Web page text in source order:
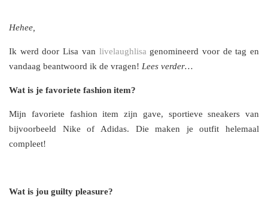
Hehee,
Ik werd door Lisa van livelaughlisa genomineerd voor de tag en
vandaag beantwoord ik de vragen! Lees verder…
Wat is je favoriete fashion item?
Mijn favoriete fashion item zijn gave, sportieve sneakers van
bijvoorbeeld Nike of Adidas. Die maken je outfit helemaal
compleet!
Wat is jou guilty pleasure?